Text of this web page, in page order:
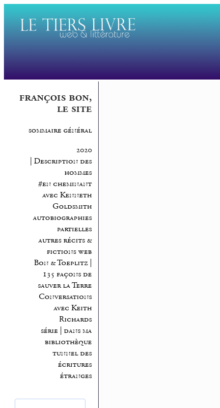
françois bon,
le site
sommaire général
2020
| Description des
hommes
#en cheminant
avec Kenneth
Goldsmith
autobiographies
partielles
autres récits &
fictions web
Bon & Toeplitz |
135 façons de
sauver la Terre
Conversations
avec Keith
Richards
série | dans ma
bibliothèque
tunnel des
écritures
étranges